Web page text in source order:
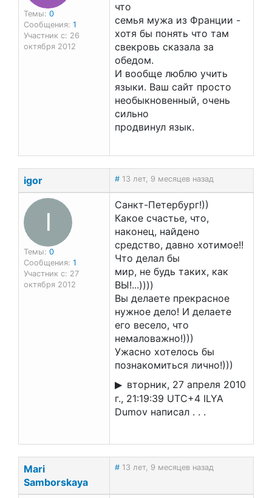
Темы: 0
Сообщения: 1
Участник с: 26
октября 2012
что
семья мужа из Франции -
хотя бы понять что там
свекровь сказала за
обедом.
И вообще люблю учить
языки. Ваш сайт просто
необыкновенный, очень
сильно
продвинул язык.
igor # 13 лет, 9 месяцев назад
I
Темы: 0
Сообщения: 1
Участник с: 27
октября 2012
Санкт-Петербург!))
Какое счастье, что,
наконец, найдено
средство, давно хотимое!!
Что делал бы
мир, не будь таких, как
ВЫ!...))))
Вы делаете прекрасное
нужное дело! И делаете
его весело, что
немаловажно!)))
Ужасно хотелось бы
познакомиться лично!)))
вторник, 27 апреля 2010
г., 21:19:39 UTC+4 ILYA
Dumov написал . . .
Mari
Samborskaya
# 13 лет, 9 месяцев назад